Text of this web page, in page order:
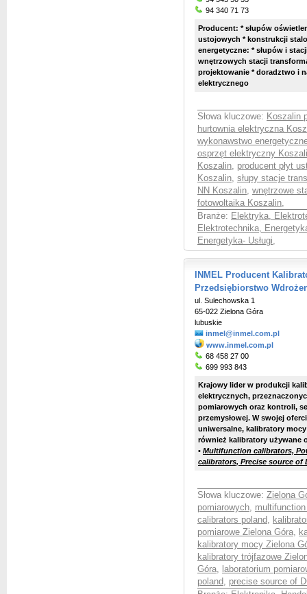
94 340 71 73
Producent: * słupów
ustojowych * konstrukcji
energetyczne: * słupów i
wnętrzowych stacji
projektowanie * doradztwo i
elektrycznego
Słowa kluczowe: Koszalin
hurtownia elektryczna
wykonawstwo
osprzęt elektryczny
Koszalin, producent płyt
Koszalin, słupy stacje
NN Koszalin, wnętrzowe
fotowoltaika Koszalin,
Branże: Elektryka,
Elektrotechnika,
Energetyka- Usługi,
INMEL Producent
Przedsiębiorstwo
ul. Sulechowska 1
65-022 Zielona Góra
lubuskie
inmel@inmel.com.pl
www.inmel.com.pl
68 458 27 00
699 993 843
Krajowy lider w produkcji
elektrycznych,
pomiarowych oraz kontroli,
przemysłowej. W swojej
uniwersalne, kalibratory
również kalibratory używane
• Multifunction calibrators,
calibrators, Precise source of
Słowa kluczowe: Zielona
pomiarowych,
calibrators poland,
pomiarowe Zielona Góra,
kalibratory mocy Zielona
kalibratory trójfazowe
Góra, laboratorium
poland, precise source of